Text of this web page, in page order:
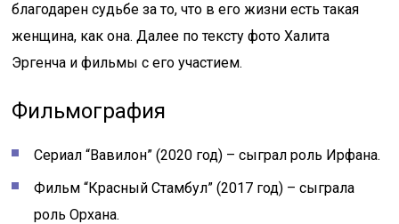
благодарен судьбе за то, что в его жизни есть такая
женщина, как она. Далее по тексту фото Халита
Эргенча и фильмы с его участием.
Фильмография
Сериал “Вавилон” (2020 год) – сыграл роль Ирфана.
Фильм “Красный Стамбул” (2017 год) – сыграла
роль Орхана.